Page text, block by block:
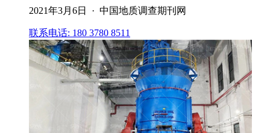
2021年3月6日 · 中国地质调查期刊网
联系电话: 180 3780 8511